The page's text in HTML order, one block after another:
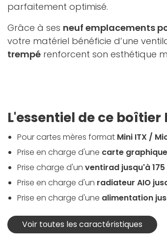
parfaitement optimisé.
Grâce à ses neuf emplacements
votre matériel bénéficie d’une
trempé renforcent son esthétique
L'essentiel de ce boîtier
Pour cartes mères format Mini ITX /
Prise en charge d'une carte
Prise charge d'un ventirad jusqu'à
Prise en charge d'un radiateur AIO
Prise en charge d'une alimentation
Voir toutes les caractéristiques